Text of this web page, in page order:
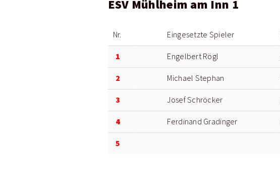
ESV Mühlheim am Inn 1
Nr. Eingesetzte Spieler
1 Engelbert Rögl
2 Michael Stephan
3 Josef Schröcker
4 Ferdinand Gradinger
5